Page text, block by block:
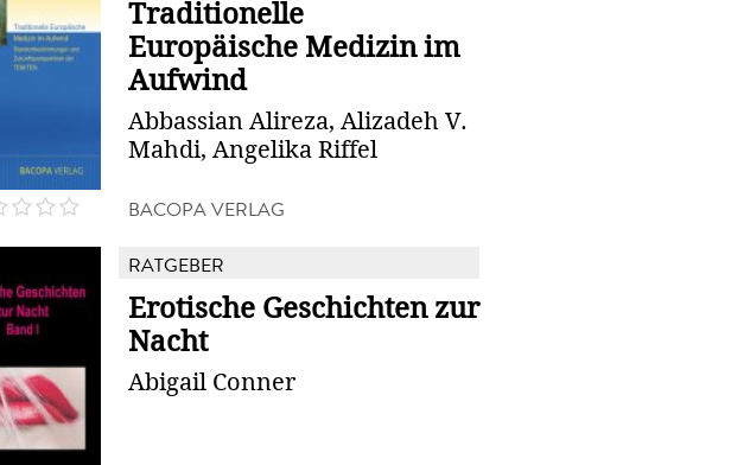
Traditionelle
Europäische Medizin im
Aufwind
Abbassian Alireza, Alizadeh V.
Mahdi, Angelika Riffel
BACOPA VERLAG
RATGEBER
Erotische Geschichten zur
Nacht
Abigail Conner